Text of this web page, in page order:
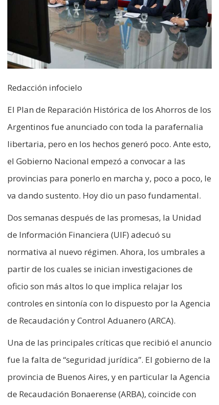
Redacción infocielo
El Plan de Reparación Histórica de los Ahorros de los
Argentinos fue anunciado con toda la parafernalia
libertaria, pero en los hechos generó poco. Ante esto,
el Gobierno Nacional empezó a convocar a las
provincias para ponerlo en marcha y, poco a poco, le
va dando sustento. Hoy dio un paso fundamental.
Dos semanas después de las promesas, la Unidad
de Información Financiera (UIF) adecuó su
normativa al nuevo régimen. Ahora, los umbrales a
partir de los cuales se inician investigaciones de
oficio son más altos lo que implica relajar los
controles en sintonía con lo dispuesto por la Agencia
de Recaudación y Control Aduanero (ARCA).
Una de las principales críticas que recibió el anuncio
fue la falta de “seguridad jurídica”. El gobierno de la
provincia de Buenos Aires, y en particular la Agencia
de Recaudación Bonaerense (ARBA), coincide con